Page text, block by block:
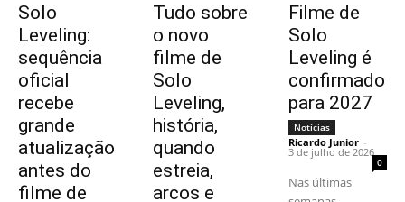
Solo
Leveling:
sequência
oficial
recebe
grande
atualização
antes do
filme de
Tudo sobre
o novo
filme de
Solo
Leveling,
história,
quando
estreia,
arcos e
Filme de
Solo
Leveling é
confirmado
para 2027
Notícias
Ricardo Junior -
3 de julho de 2026
0
Nas últimas